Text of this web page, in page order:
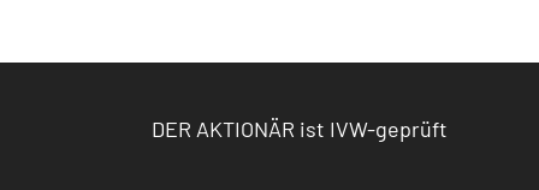
DER AKTIONÄR ist IVW-geprüft